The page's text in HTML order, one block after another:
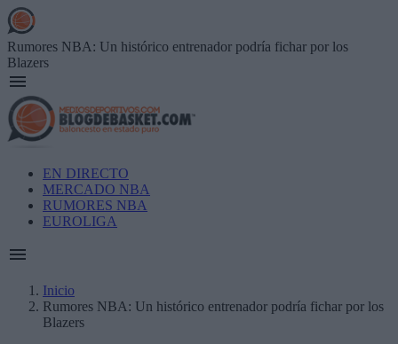
Skip
to
main
content
Rumores NBA: Un histórico entrenador podría fichar por los
Blazers
Main
navigation
EN DIRECTO
MERCADO NBA
RUMORES NBA
EUROLIGA
Breadcrumb
Inicio
Rumores NBA: Un histórico entrenador podría fichar por los
Blazers